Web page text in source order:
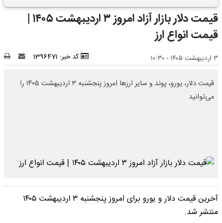
محاسبه می شود؟
قیمت دلار بازار آزاد امروز ۳ اردیبهشت ۱۴۰۵ |
قیمت انواع ارز
۳ اردیبهشت ۱۴۰۵ - ۱۰:۳۰ کد خبر: 1396471
قیمت دلار، یورو، پوند و سایر ارزها امروز پنجشنبه ۳ اردیبهشت ۱۴۰۵ را
می‌توانید
آخرین قیمت دلار و یورو برای امروز پنجشنبه ۳ اردیبهشت ۱۴۰۵
منتشر شد.